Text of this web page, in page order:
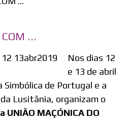
...
Nos dias 12
e 13 de abril
Simbólica de Portugal e a
Lusitânia, organizam o
MAÇÓNICA DO